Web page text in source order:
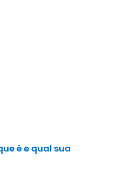
é e qual sua